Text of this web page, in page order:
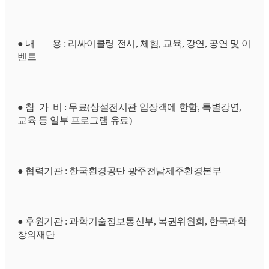
● 내        용 : 리싸이클링 전시, 체험, 교육, 강연, 공연 및 이
벤트
● 참  가  비 : 무료(상설전시관 입장객에 한함, 특별강연,
교육 등 일부 프로그램 유료)
● 협력기관 : 한국환경공단 광주전남제주환경본부
● 후원기관 : 과학기술정보통신부, 복권위원회, 한국과학
창의재단